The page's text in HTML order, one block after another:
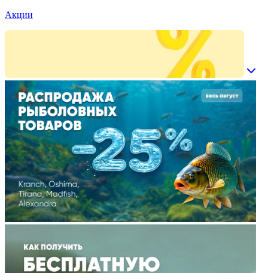
Акции